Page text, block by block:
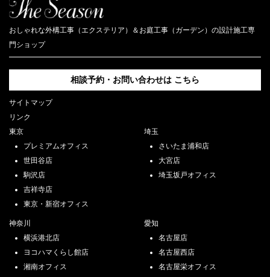
おしゃれな外構工事（エクステリア）＆お庭工事（ガーデン）の設計施工専
門ショップ
相談予約・お問い合わせは こちら
サイトマップ
リンク
東京
プレミアムオフィス
世田谷店
駒沢店
吉祥寺店
東京・新宿オフィス
愛知
名古屋店
名古屋西店
名古屋栄オフィス
神奈川
横浜港北店
ヨコハマくらし館店
湘南オフィス
埼玉
さいたま浦和店
大宮店
埼玉坂戸オフィス